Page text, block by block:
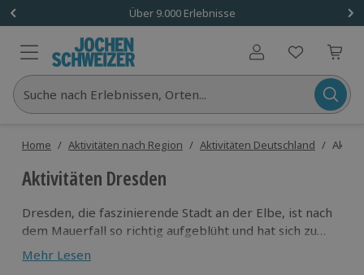
Über 9.000 Erlebnisse
Benutzerkonto
Suche nach Erlebnissen, Orten...
Home / Aktivitäten nach Region / Aktivitäten Deutschland /
Aktivitäten Dresden
Dresden, die faszinierende Stadt an der Elbe, ist nach
dem Mauerfall so richtig aufgeblüht und hat sich zu
einer der schönsten Städte Deutschlands gemausert.
Jetzt hat es auch in punkto Aktivitäten jede Menge zu
Mehr Lesen